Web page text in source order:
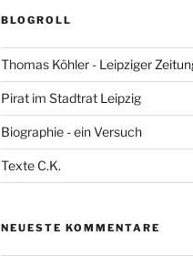
BLOGROLL
Thomas Köhler - Leipziger
Pirat im Stadtrat Leipzig
Biographie - ein Versuch
Texte C.K.
NEUESTE KOMMENTARE